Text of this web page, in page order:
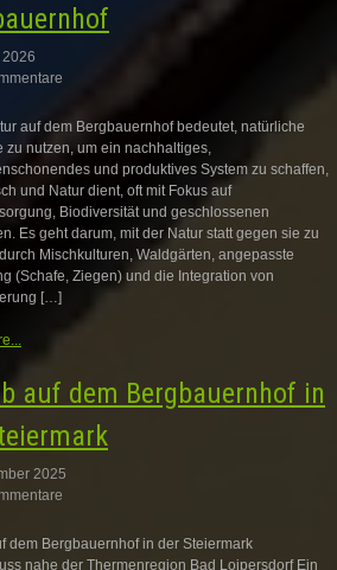
auf dem Bergbauernhof bedeutet, natürliche
zu nutzen, um ein nachhaltiges,
und produktives System zu schaffen,
und Natur dient, oft mit Fokus auf
Biodiversität und geschlossenen
Es geht darum, mit der Natur statt gegen sie zu
Mischkulturen, Waldgärten, angepasste
(Schafe, Ziegen) und die Integration von
[…]
auf dem Bergbauernhof in
2025
dem Bergbauernhof in der Steiermark
nahe der Thermenregion Bad Loipersdorf Ein